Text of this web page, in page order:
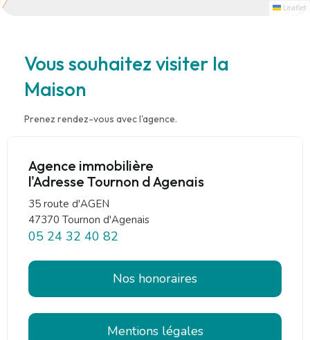
Leaflet
Vous souhaitez visiter la
Maison
Prenez rendez-vous avec l'agence.
Agence immobilière
l'Adresse Tournon d Agenais
35 route d'AGEN
47370 Tournon d'Agenais
05 24 32 40 82
Nos honoraires
Mentions légales